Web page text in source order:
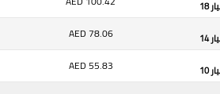
18
14
78.06
AED
10
55.83
AED